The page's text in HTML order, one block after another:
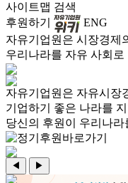
사이트맵 검색
후원하기
ENG
자유기업원은 시장경제
우리나라를 자유 사회로
자유기업원은 자유시장
기업하기 좋은 나라를
당신의 후원이 우리나라
◀ ▶